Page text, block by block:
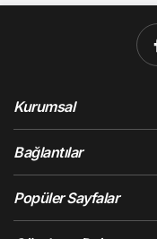
Kurumsal
Bağlantılar
Popüler Sayfalar